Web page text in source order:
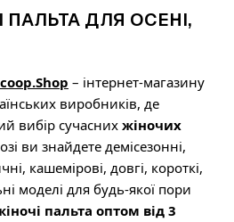
ПАЛЬТА ДЛЯ ОСЕНІ,
– інтернет-магазину
виробників, де
вибір сучасних жіночих
ви знайдете демісезонні,
кашемірові, довгі, короткі,
моделі для будь-якої пори
пальта оптом від 3